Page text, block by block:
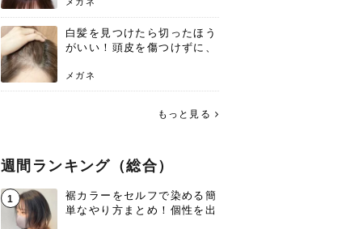
白髪を見つけたら切ったほう
がいい！頭皮を傷つけずに、
メガネ
もっと見る
週間ランキング（総合）
1
裾カラーをセルフで染める簡
単なやり方まとめ！個性を出